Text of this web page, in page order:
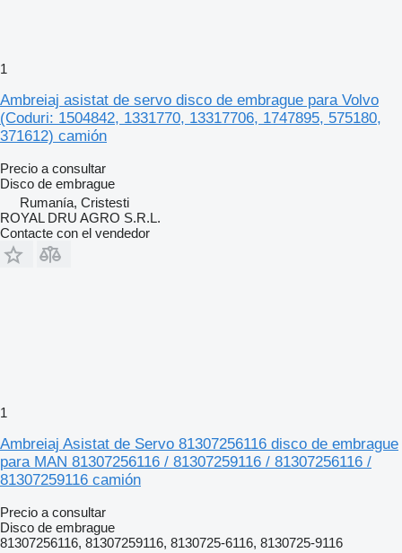
1
Ambreiaj asistat de servo disco de embrague para Volvo
(Coduri: 1504842, 1331770, 13317706, 1747895, 575180,
371612) camión
Precio a consultar
Disco de embrague
Rumanía, Cristesti
ROYAL DRU AGRO S.R.L.
Contacte con el vendedor
1
Ambreiaj Asistat de Servo 81307256116 disco de embrague
para MAN 81307256116 / 81307259116 / 81307256116 /
81307259116 camión
Precio a consultar
Disco de embrague
81307256116, 81307259116, 8130725-6116, 8130725-9116